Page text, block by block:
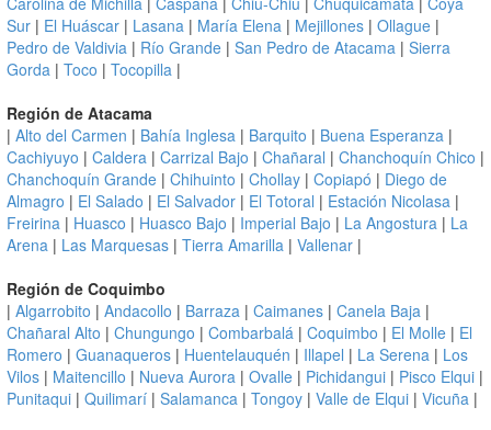
Sur | El Huáscar | Lasana | María Elena | Mejillones | Ollague |
Pedro de Valdivia | Río Grande | San Pedro de Atacama | Sierra
Gorda | Toco | Tocopilla |
Región de Atacama
| Alto del Carmen | Bahía Inglesa | Barquito | Buena Esperanza |
Cachiyuyo | Caldera | Carrizal Bajo | Chañaral | Chanchoquín Chico |
Chanchoquín Grande | Chihuinto | Chollay | Copiapó | Diego de
Almagro | El Salado | El Salvador | El Totoral | Estación Nicolasa |
Freirina | Huasco | Huasco Bajo | Imperial Bajo | La Angostura | La
Arena | Las Marquesas | Tierra Amarilla | Vallenar |
Región de Coquimbo
| Algarrobito | Andacollo | Barraza | Caimanes | Canela Baja |
Chañaral Alto | Chungungo | Combarbalá | Coquimbo | El Molle | El
Romero | Guanaqueros | Huentelauquén | Illapel | La Serena | Los
Vilos | Maitencillo | Nueva Aurora | Ovalle | Pichidangui | Pisco Elqui |
Punitaqui | Quilimarí | Salamanca | Tongoy | Valle de Elqui | Vicuña |